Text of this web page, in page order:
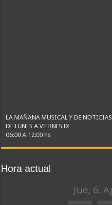
LA MAÑANA MUSICAL Y DE NOTICIAS
DE LUNES A VIERNES DE
06:00 A 12:00 hs
Hora actual